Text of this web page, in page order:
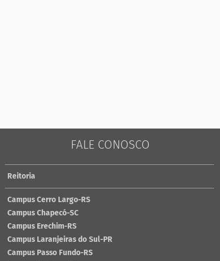
FALE CONOSCO
Reitoria
Campus Cerro Largo-RS
Campus Chapecó-SC
Campus Erechim-RS
Campus Laranjeiras do Sul-PR
Campus Passo Fundo-RS